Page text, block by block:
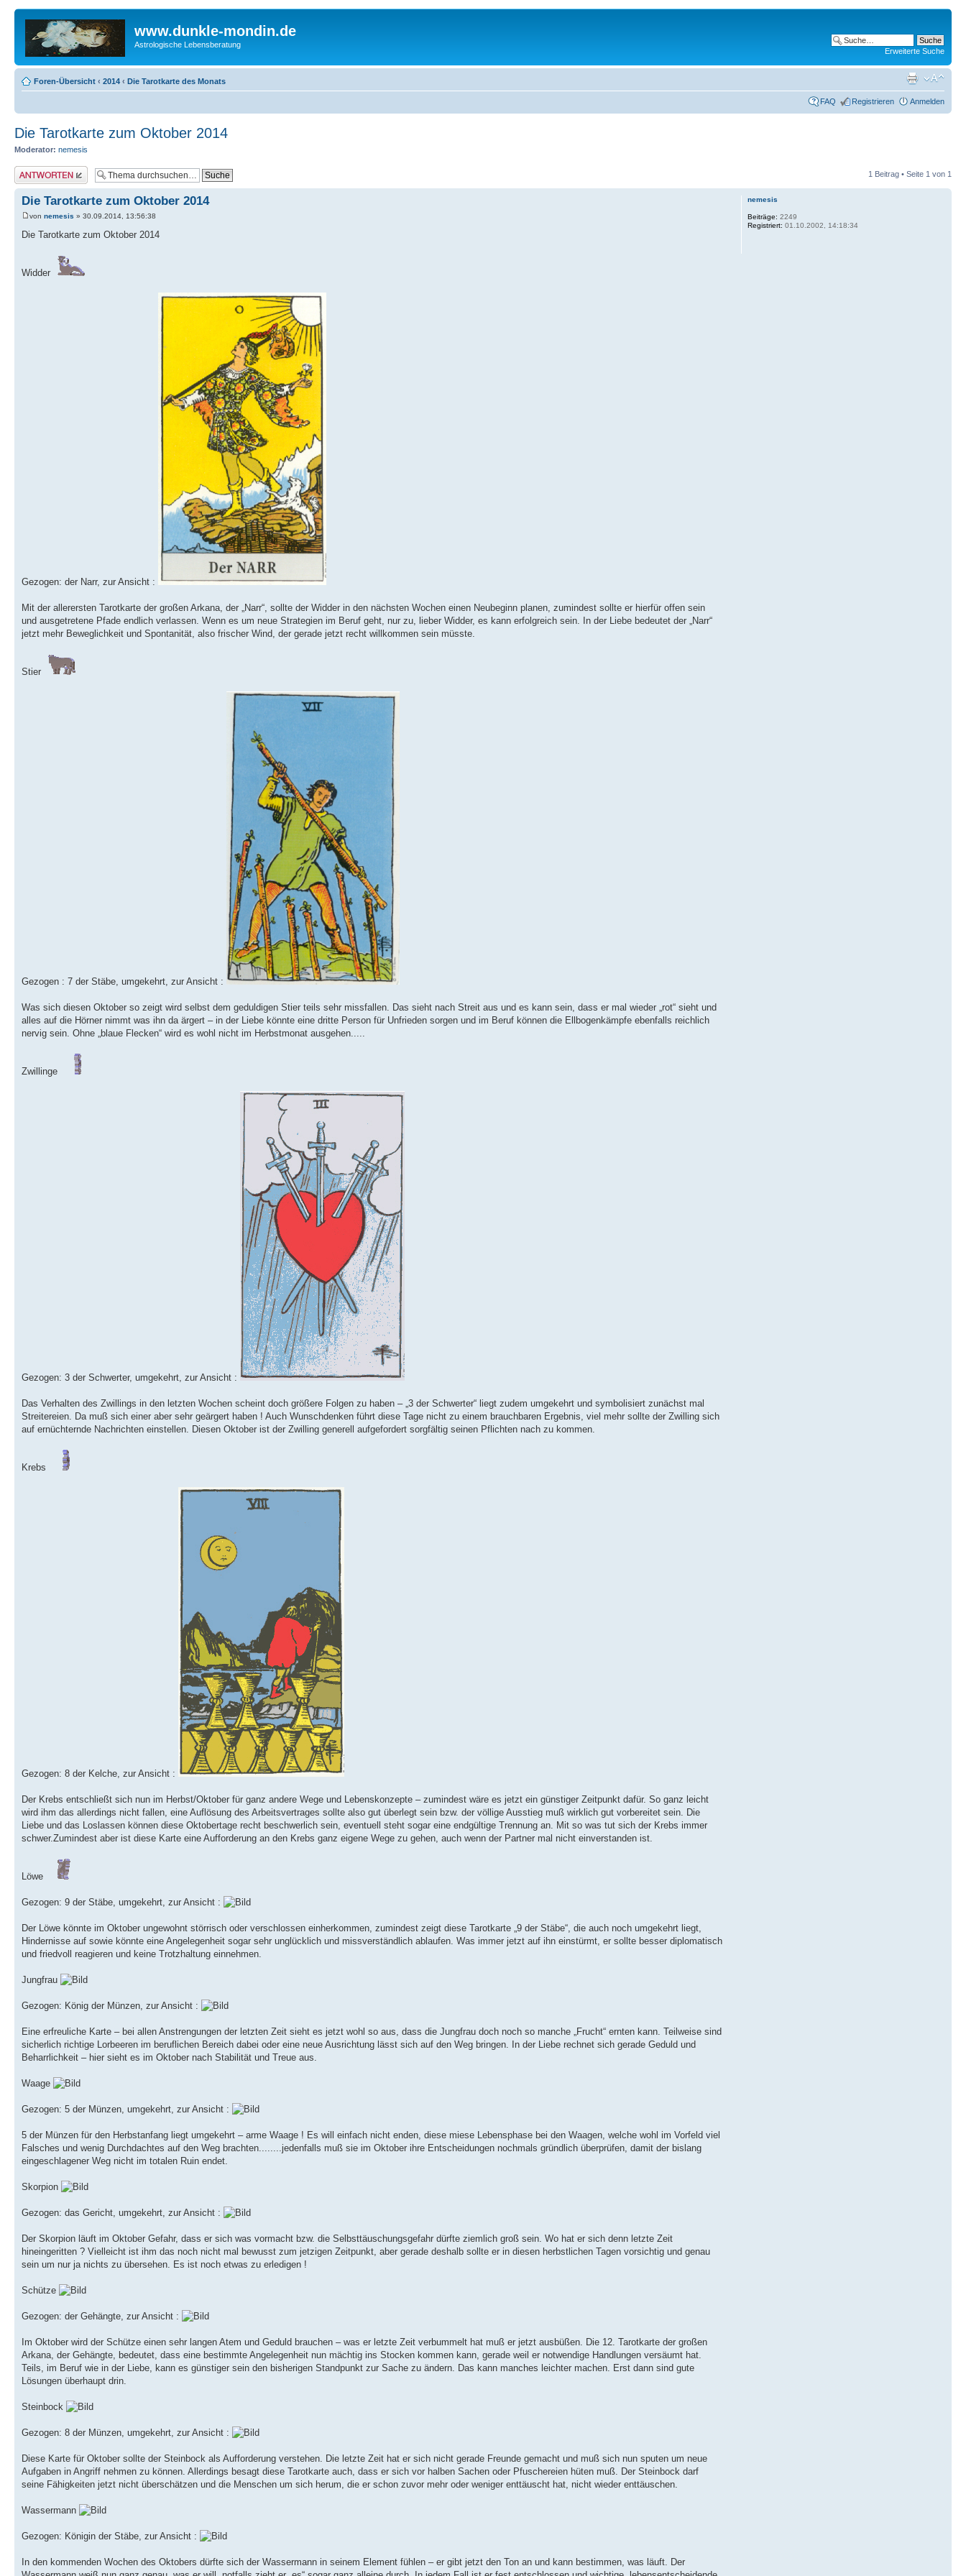
www.dunkle-mondin.de
Astrologische Lebensberatung
Erweiterte Suche
Foren-Übersicht ‹ 2014 ‹ Die Tarotkarte des Monats
FAQ Registrieren Anmelden
Die Tarotkarte zum Oktober 2014
Moderator: nemesis
Antwort erstellen 1 Beitrag • Seite 1 von 1
Die Tarotkarte zum Oktober 2014
von nemesis » 30.09.2014, 13:56:38
Die Tarotkarte zum Oktober 2014
Widder
Gezogen: der Narr, zur Ansicht :
Mit der allerersten Tarotkarte der großen Arkana, der „Narr“, sollte der Widder in den nächsten Wochen einen Neubeginn planen, zumindest sollte er hierfür offen sein
und ausgetretene Pfade endlich verlassen. Wenn es um neue Strategien im Beruf geht, nur zu, lieber Widder, es kann erfolgreich sein. In der Liebe bedeutet der „Narr“
jetzt mehr Beweglichkeit und Spontanität, also frischer Wind, der gerade jetzt recht willkommen sein müsste.
Stier
Gezogen : 7 der Stäbe, umgekehrt, zur Ansicht :
Was sich diesen Oktober so zeigt wird selbst dem geduldigen Stier teils sehr missfallen. Das sieht nach Streit aus und es kann sein, dass er mal wieder „rot“ sieht und
alles auf die Hörner nimmt was ihn da ärgert – in der Liebe könnte eine dritte Person für Unfrieden sorgen und im Beruf können die Ellbogenkämpfe ebenfalls reichlich
nervig sein. Ohne „blaue Flecken“ wird es wohl nicht im Herbstmonat ausgehen.....
Zwillinge
Gezogen: 3 der Schwerter, umgekehrt, zur Ansicht :
Das Verhalten des Zwillings in den letzten Wochen scheint doch größere Folgen zu haben – „3 der Schwerter“ liegt zudem umgekehrt und symbolisiert zunächst mal
Streitereien. Da muß sich einer aber sehr geärgert haben ! Auch Wunschdenken führt diese Tage nicht zu einem brauchbaren Ergebnis, viel mehr sollte der Zwilling sich
auf ernüchternde Nachrichten einstellen. Diesen Oktober ist der Zwilling generell aufgefordert sorgfältig seinen Pflichten nach zu kommen.
Krebs
Gezogen: 8 der Kelche, zur Ansicht :
Der Krebs entschließt sich nun im Herbst/Oktober für ganz andere Wege und Lebenskonzepte – zumindest wäre es jetzt ein günstiger Zeitpunkt dafür. So ganz leicht
wird ihm das allerdings nicht fallen, eine Auflösung des Arbeitsvertrages sollte also gut überlegt sein bzw. der völlige Ausstieg muß wirklich gut vorbereitet sein. Die
Liebe und das Loslassen können diese Oktobertage recht beschwerlich sein, eventuell steht sogar eine endgültige Trennung an. Mit so was tut sich der Krebs immer
schwer.Zumindest aber ist diese Karte eine Aufforderung an den Krebs ganz eigene Wege zu gehen, auch wenn der Partner mal nicht einverstanden ist.
Löwe
Gezogen: 9 der Stäbe, umgekehrt, zur Ansicht :
Der Löwe könnte im Oktober ungewohnt störrisch oder verschlossen einherkommen, zumindest zeigt diese Tarotkarte „9 der Stäbe“, die auch noch umgekehrt liegt,
Hindernisse auf sowie könnte eine Angelegenheit sogar sehr unglücklich und missverständlich ablaufen. Was immer jetzt auf ihn einstürmt, er sollte besser diplomatisch
und friedvoll reagieren und keine Trotzhaltung einnehmen.
Jungfrau
Gezogen: König der Münzen, zur Ansicht :
Eine erfreuliche Karte – bei allen Anstrengungen der letzten Zeit sieht es jetzt wohl so aus, dass die Jungfrau doch noch so manche „Frucht“ ernten kann. Teilweise sind
sicherlich richtige Lorbeeren im beruflichen Bereich dabei oder eine neue Ausrichtung lässt sich auf den Weg bringen. In der Liebe rechnet sich gerade Geduld und
Beharrlichkeit – hier sieht es im Oktober nach Stabilität und Treue aus.
Waage
Gezogen: 5 der Münzen, umgekehrt, zur Ansicht :
5 der Münzen für den Herbstanfang liegt umgekehrt – arme Waage ! Es will einfach nicht enden, diese miese Lebensphase bei den Waagen, welche wohl im Vorfeld viel
Falsches und wenig Durchdachtes auf den Weg brachten........jedenfalls muß sie im Oktober ihre Entscheidungen nochmals gründlich überprüfen, damit der bislang
eingeschlagener Weg nicht im totalen Ruin endet.
Skorpion
Gezogen: das Gericht, umgekehrt, zur Ansicht :
Der Skorpion läuft im Oktober Gefahr, dass er sich was vormacht bzw. die Selbsttäuschungsgefahr dürfte ziemlich groß sein. Wo hat er sich denn letzte Zeit
hineingeritten ? Vielleicht ist ihm das noch nicht mal bewusst zum jetzigen Zeitpunkt, aber gerade deshalb sollte er in diesen herbstlichen Tagen vorsichtig und genau
sein um nur ja nichts zu übersehen. Es ist noch etwas zu erledigen !
Schütze
Gezogen: der Gehängte, zur Ansicht :
Im Oktober wird der Schütze einen sehr langen Atem und Geduld brauchen – was er letzte Zeit verbummelt hat muß er jetzt ausbüßen. Die 12. Tarotkarte der großen
Arkana, der Gehängte, bedeutet, dass eine bestimmte Angelegenheit nun mächtig ins Stocken kommen kann, gerade weil er notwendige Handlungen versäumt hat.
Teils, im Beruf wie in der Liebe, kann es günstiger sein den bisherigen Standpunkt zur Sache zu ändern. Das kann manches leichter machen. Erst dann sind gute
Lösungen überhaupt drin.
Steinbock
Gezogen: 8 der Münzen, umgekehrt, zur Ansicht :
Diese Karte für Oktober sollte der Steinbock als Aufforderung verstehen. Die letzte Zeit hat er sich nicht gerade Freunde gemacht und muß sich nun sputen um neue
Aufgaben in Angriff nehmen zu können. Allerdings besagt diese Tarotkarte auch, dass er sich vor halben Sachen oder Pfuschereien hüten muß. Der Steinbock darf
seine Fähigkeiten jetzt nicht überschätzen und die Menschen um sich herum, die er schon zuvor mehr oder weniger enttäuscht hat, nicht wieder enttäuschen.
Wassermann
Gezogen: Königin der Stäbe, zur Ansicht :
In den kommenden Wochen des Oktobers dürfte sich der Wassermann in seinem Element fühlen – er gibt jetzt den Ton an und kann bestimmen, was läuft. Der
nemesis
Beiträge: 2249
Registriert: 01.10.2002, 14:18:34